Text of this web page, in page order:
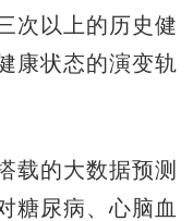
次以上的历史健
康状态的演变轨
的大数据预测
糖尿病、心脑血